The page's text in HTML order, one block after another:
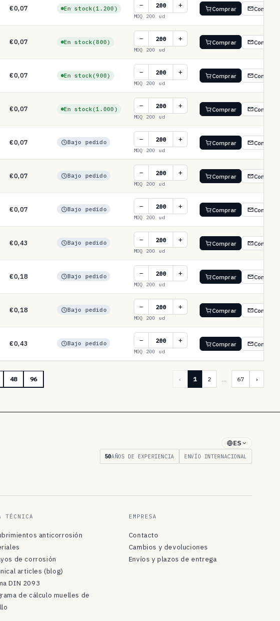
€0,07 En stock(1.200) − +
MOQ 200 ud
Comprar
€0,07 En stock(800) − +
MOQ 200 ud
Comprar
€0,07 En stock(900) − +
MOQ 200 ud
Comprar
€0,07 En stock(1.000) − +
MOQ 200 ud
Comprar
€0,07 Bajo pedido − +
MOQ 200 ud
Comprar
€0,07 Bajo pedido − +
MOQ 200 ud
Comprar
€0,07 Bajo pedido − +
MOQ 200 ud
Comprar
€0,43 Bajo pedido − +
MOQ 200 ud
Comprar
€0,18 Bajo pedido − +
MOQ 200 ud
Comprar
€0,18 Bajo pedido − +
MOQ 200 ud
Comprar
€0,43 Bajo pedido − +
MOQ 200 ud
Comprar
48 96 ‹ 1 2 … 67 ›
ES
50AÑOS DE EXPERIENCIA ENVÍO INTERNACIONAL
TÉCNICA
anticorrosión
de corrosión
articles (blog)
DIN 2093
de cálculo muelles de
EMPRESA
Contacto
Cambios y devoluciones
Envíos y plazos de entrega